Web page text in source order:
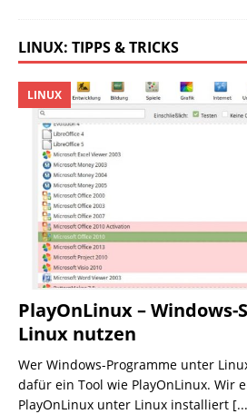
LINUX: TIPPS & TRICKS
PlayOnLinux –
Linux nutzen
LINUX
Wer Windows-Programme unter
dafür ein Tool wie PlayOnLinux. Wir
PlayOnLinux unter Linux installiert